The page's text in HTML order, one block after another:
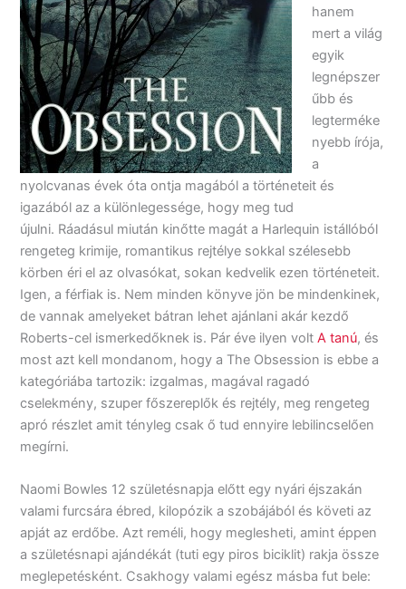
hanem
mert a világ
egyik
legnépszer
űbb és
legterméke
nyebb írója,
a
nyolcvanas évek óta ontja magából a történeteit és
igazából az a különlegessége, hogy meg tud
újulni. Ráadásul miután kinőtte magát a Harlequin istállóból
rengeteg krimije, romantikus rejtélye sokkal szélesebb
körben éri el az olvasókat, sokan kedvelik ezen történeteit.
Igen, a férfiak is. Nem minden könyve jön be mindenkinek,
de vannak amelyeket bátran lehet ajánlani akár kezdő
Roberts-cel ismerkedőknek is. Pár éve ilyen voltA tanú, és
most azt kell mondanom, hogy a The Obsession is ebbe a
kategóriába tartozik: izgalmas, magával ragadó
cselekmény, szuper főszereplők és rejtély, meg rengeteg
apró részlet amit tényleg csak ő tud ennyire lebilincselően
megírni.
Naomi Bowles 12 születésnapja előtt egy nyári éjszakán
valami furcsára ébred, kilopózik a szobájából és követi az
apját az erdőbe. Azt reméli, hogy meglesheti, amint éppen
a születésnapi ajándékát (tuti egy piros biciklit) rakja össze
meglepetésként. Csakhogy valami egész másba fut bele: